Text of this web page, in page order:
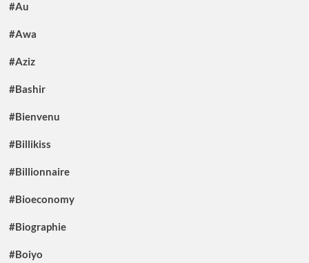
#Au
#Awa
#Aziz
#Bashir
#Bienvenu
#Billikiss
#Billionnaire
#Bioeconomy
#Biographie
#Boiyo